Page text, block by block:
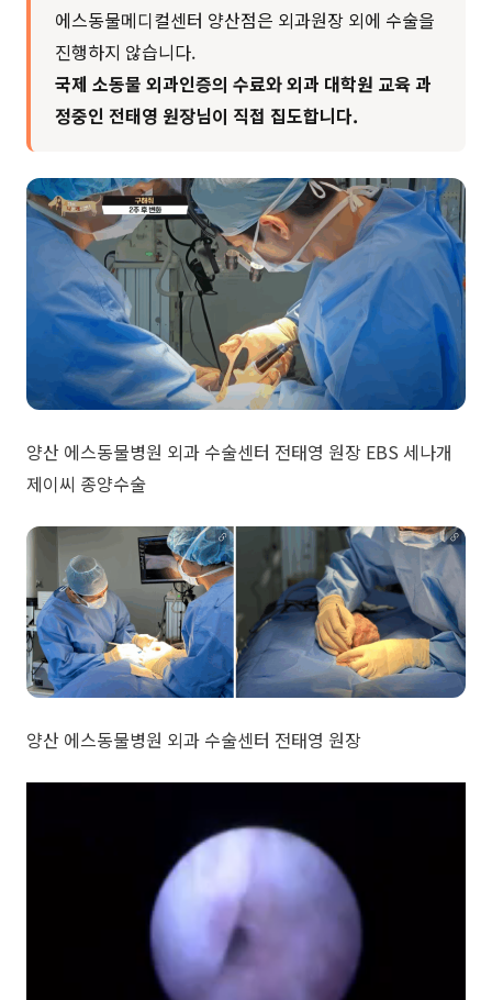
​에스동물메디컬센터 양산점은 외과원장 외에 수술을
진행하지 않습니다.
국제 소동물 외과인증의 수료와외과 대학원 교육 과
정중인 전태영 원장님이 직접 집도합니다.
양산 에스동물병원 외과 수술센터 전태영 원장 EBS 세나개
제이씨 종양수술
양산 에스동물병원 외과 수술센터 전태영 원장